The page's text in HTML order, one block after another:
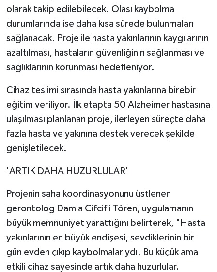
olarak takip edilebilecek. Olası kaybolma
durumlarında ise daha kısa sürede bulunmaları
sağlanacak. Proje ile hasta yakınlarının kaygılarının
azaltılması, hastaların güvenliğinin sağlanması ve
sağlıklarının korunması hedefleniyor.
Cihaz teslimi sırasında hasta yakınlarına birebir
eğitim veriliyor. İlk etapta 50 Alzheimer hastasına
ulaşılması planlanan proje, ilerleyen süreçte daha
fazla hasta ve yakınına destek verecek şekilde
genişletilecek.
'ARTIK DAHA HUZURLULAR'
Projenin saha koordinasyonunu üstlenen
gerontolog Damla Cifcifli Tören, uygulamanın
büyük memnuniyet yarattığını belirterek, "Hasta
yakınlarının en büyük endişesi, sevdiklerinin bir
gün evden çıkıp kaybolmalarıydı. Bu küçük ama
etkili cihaz sayesinde artık daha huzurlular.